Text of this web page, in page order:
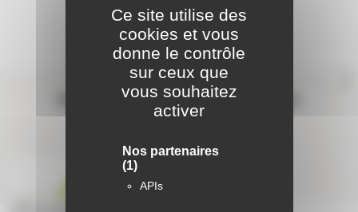
Contactez-nous
Suivez-nous sur les réseaux sociaux
Ce site utilise des
cookies et vous
donne le contrôle
sur ceux que
vous souhaitez
activer
Nos partenaires
(1)
APIs